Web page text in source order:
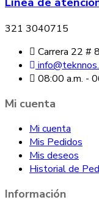
321 3040715
Carrera 22 #
08:00 a.m. -
Mi cuenta
Mi cuenta
Mis Pedidos
Mis deseos
Historial de
Información